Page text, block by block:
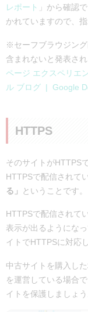
レポート 」から確認
かれていますので、
※セーフブラウジン
含まれないと発表され
ページ エクスペリエ
ル ブログ | Google
HTTPS
そのサイトがHTTPS
HTTPSで配信されて
る」
ということです。
HTTPSで配信されて
表示が出るようにな
イトでHTTPSに対応
中古サイトを購入し
を運営している場合
イトを保護しましょう